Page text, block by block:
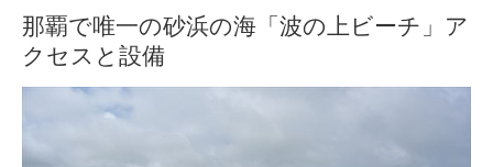
那覇で唯一の砂浜の海「波の上ビーチ」ア
クセスと設備